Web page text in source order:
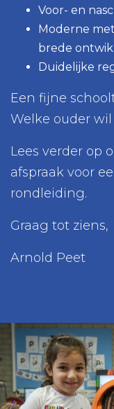
Voor- en
Moderne
brede
Duidelijke
Een fijne
Welke ouder
Lees verder op
afspraak voor
rondleiding.
Graag tot ziens,
Arnold Peet